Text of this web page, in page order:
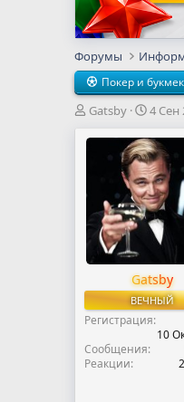
Форумы
Покер и
А
т
м
ы
Gatsby
Д
т
а
н
а
ч
а
л
4 Сен
Gatsby
ВЕЧНЫЙ
Регистрация
10
Сообщения
Реакции